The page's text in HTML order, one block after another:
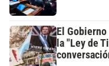
El
la "Ley de